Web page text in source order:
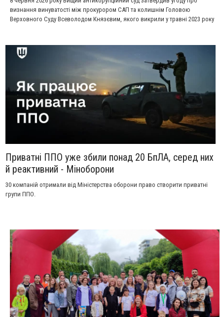
визнання винуватості між прокурором САП та колишнім Головою
Верховного Суду Всеволодом Князєвим, якого викрили у травні 2023 року
Приватні ППО уже збили понад 20 БпЛА, серед них
й реактивний - Міноборони
30 компаній отримали від Міністерства оборони право створити приватні
групи ППО.